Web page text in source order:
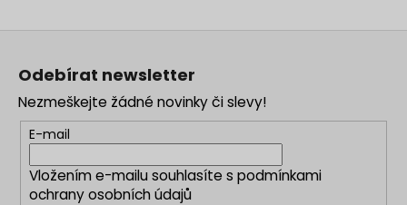
Odebírat newsletter
Nezmeškejte žádné novinky či slevy!
E-mail
Vložením e-mailu souhlasíte s podmínkami
ochrany osobních údajů